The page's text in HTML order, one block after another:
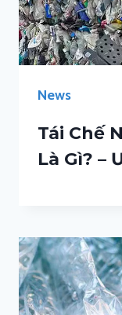
News
Tái Chế
Là Gì? –